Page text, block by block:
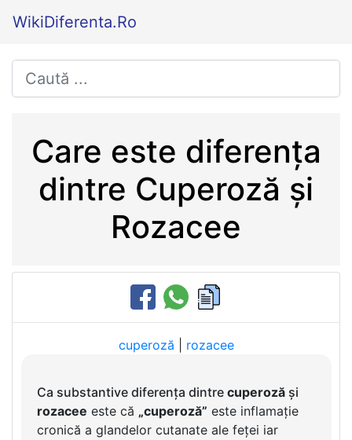
WikiDiferenta.Ro
Care este diferența
dintre Cuperoză și
Rozacee
cuperoză rozacee
Ca substantive diferența dintre cuperozăși
rozacee este că „cuperoză” este inflamație
cronică a glandelor cutanate ale feței iar